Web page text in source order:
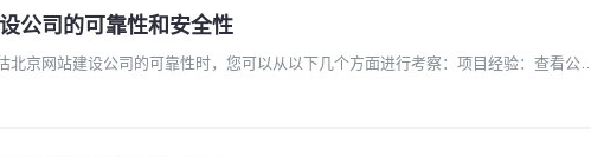
公司的可靠性和安全性
京网站建设公司的可靠性时，您可以从以下几个方面进行考察：项目经验：查看公司
......